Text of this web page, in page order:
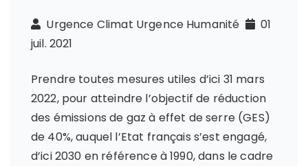
Urgence Climat Urgence Humanité
01
juil. 2021
Prendre toutes mesures utiles d’ici 31 mars
2022, pour atteindre l’objectif de réduction
des émissions de gaz à effet de serre (GES)
de 40%, auquel l’Etat français s’est engagé,
d’ici 2030 en référence à 1990, dans le cadre